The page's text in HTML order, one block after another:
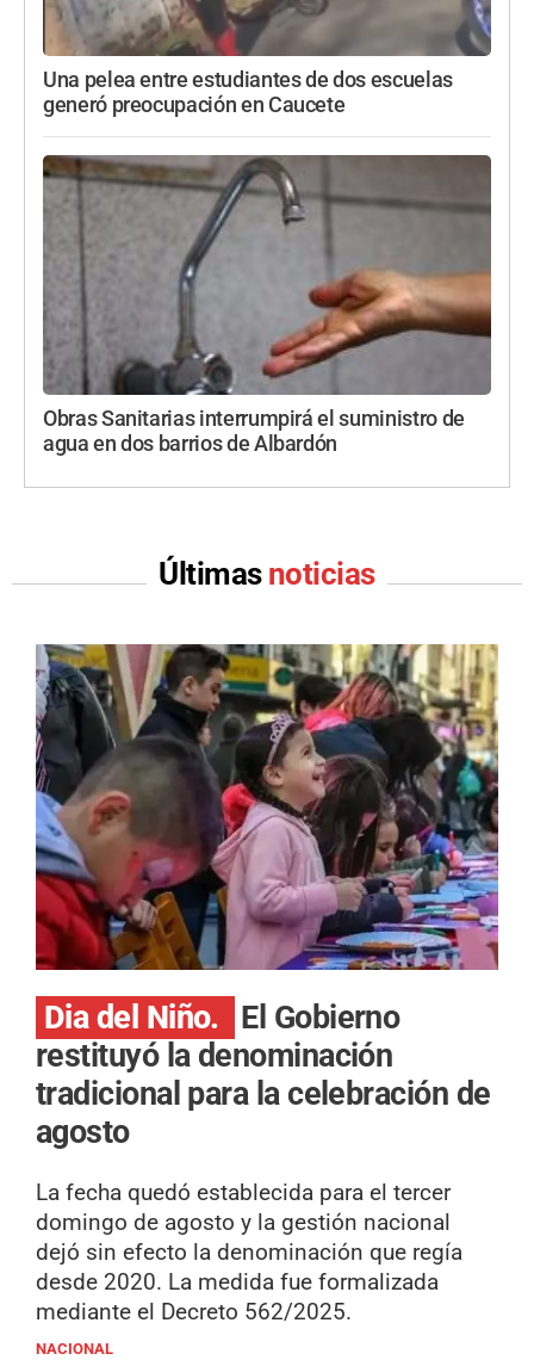
Una pelea entre estudiantes de dos escuelas
generó preocupación en Caucete
Obras Sanitarias interrumpirá el suministro de
agua en dos barrios de Albardón
Últimas noticias
Dia del Niño.
El Gobierno
restituyó la denominación
tradicional para la celebración de
agosto
La fecha quedó establecida para el tercer
domingo de agosto y la gestión nacional
dejó sin efecto la denominación que regía
desde 2020. La medida fue formalizada
mediante el Decreto 562/2025.
NACIONAL